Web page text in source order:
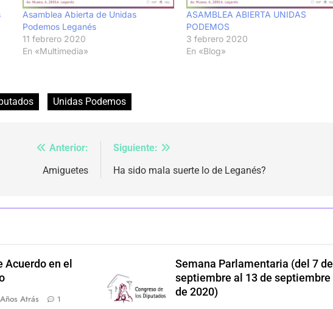
Asamblea Abierta de Unidas
Podemos Leganés
11 febrero 2020
En «Multimedia»
ASAMBLEA ABIERTA UNIDAS
PODEMOS
3 febrero 2020
En «Blog»
Unidas Podemos
Anterior:
Amiguetes
Siguiente:
Ha sido mala suerte lo de Leganés?
Acuerdo en el
Atrás 1
Semana Parlamentaria (del 7 de
septiembre al 13 de septiembre
de 2020)